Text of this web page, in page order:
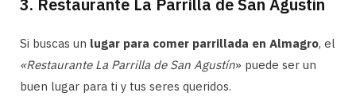
3. Restaurante La Parrilla de San Agustín
Si buscas un lugar para comer parrillada en Almagro, el
«Restaurante La Parrilla de San Agustín» puede ser un
buen lugar para ti y tus seres queridos.